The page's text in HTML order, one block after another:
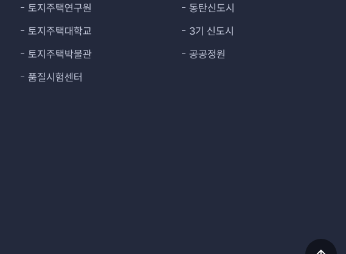
토지주택연구원
토지주택대학교
토지주택박물관
품질시험센터
동탄신도시
3기 신도시
공공정원